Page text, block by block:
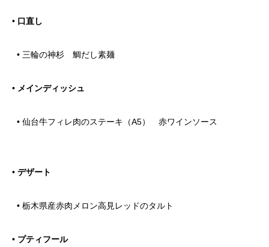
• 口直し
• 三輪の神杉 鯛だし素麺
• メインディッシュ
• 仙台牛フィレ肉のステーキ（A5） 赤ワインソース
• デザート
• 栃木県産赤肉メロン高見レッドのタルト
• プティフール